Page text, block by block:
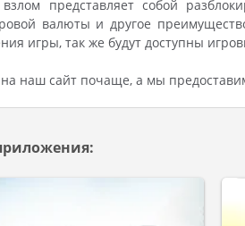
представляет собой
валюты и другое
игры, так же будут доступны
на наш сайт почаще, а мы